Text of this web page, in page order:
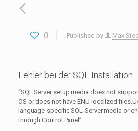
0 Published by Max
Fehler bei der SQL Installation
“SQL Server setup media does not
OS or does not have ENU localized
language-specific SQL-Server media or
through Control Panel”